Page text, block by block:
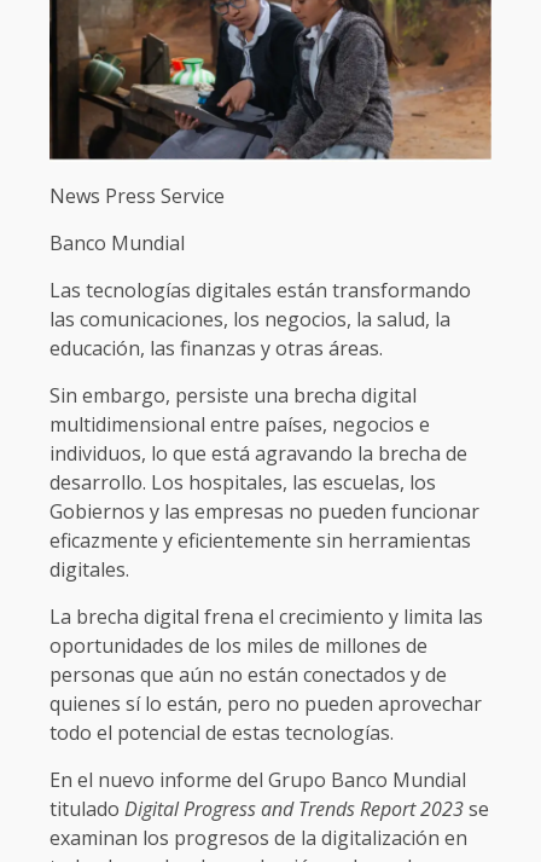
News Press Service
Banco Mundial
Las tecnologías digitales están transformando
las comunicaciones, los negocios, la salud, la
educación, las finanzas y otras áreas.
Sin embargo, persiste una brecha digital
multidimensional entre países, negocios e
individuos, lo que está agravando la brecha de
desarrollo. Los hospitales, las escuelas, los
Gobiernos y las empresas no pueden funcionar
eficazmente y eficientemente sin herramientas
digitales.
La brecha digital frena el crecimiento y limita las
oportunidades de los miles de millones de
personas que aún no están conectados y de
quienes sí lo están, pero no pueden aprovechar
todo el potencial de estas tecnologías.
En el nuevo informe del Grupo Banco Mundial
titulado Digital Progress and Trends Report 2023se
examinan los progresos de la digitalización en